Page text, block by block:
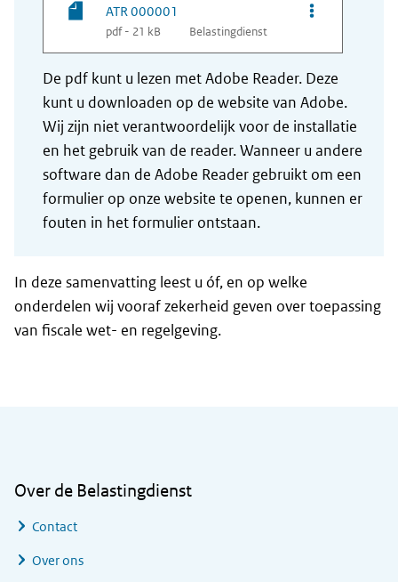
ATR 000001
pdf - 21 kB Belastingdienst
Opties van
De pdf kunt u lezen met Adobe Reader. Deze
kunt u downloaden op de website van Adobe.
Wij zijn niet verantwoordelijk voor de installatie
en het gebruik van de reader. Wanneer u andere
software dan de Adobe Reader gebruikt om een
formulier op onze website te openen, kunnen er
fouten in het formulier ontstaan.
In deze samenvatting leest u óf, en op welke
onderdelen wij vooraf zekerheid geven over toepassing
van fiscale wet- en regelgeving.
Over de Belastingdienst
Contact
Over ons